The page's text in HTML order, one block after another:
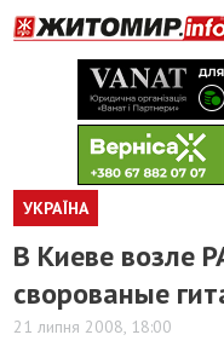
УКРАЇНА
В Киеве возле
сворованые
21 липня 2008, 18:00